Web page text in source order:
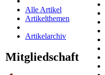
Alle Artikel
Artikelthemen
Artikelarchiv
Mitgliedschaft